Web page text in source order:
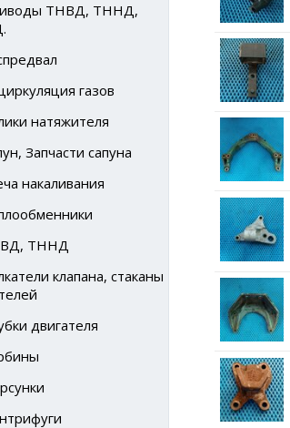
ТНВД, ТННД,
газов
натяжителя
Запчасти сапуна
накаливания
ТННД
клапана, стаканы
двигателя